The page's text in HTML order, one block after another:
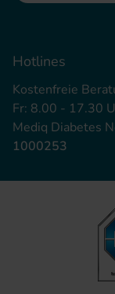
Hotlines
Kostenfreie
Fr: 8.00 - 17.30
Mediq Diabetes
1000253